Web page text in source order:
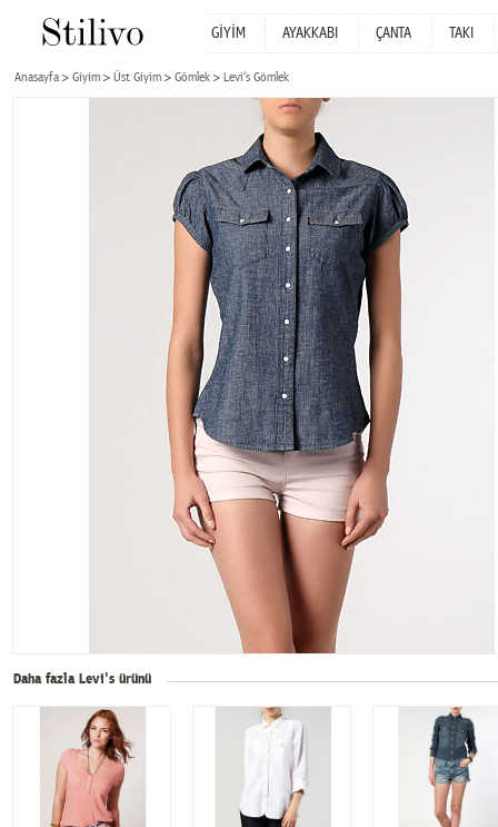
GİYİM AYAKKABI ÇANTA TAKI
Anasayfa Giyim Üst Giyim Gömlek Levi‘s Gömlek
Daha fazla Levi's ürünü